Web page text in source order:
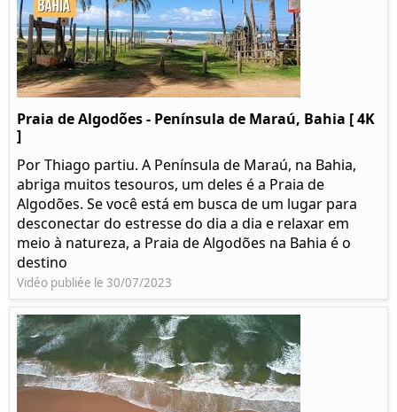
Praia de Algodões - Península de Maraú, Bahia [ 4K
]
Por Thiago partiu. A Península de Maraú, na Bahia,
abriga muitos tesouros, um deles é a Praia de
Algodões. Se você está em busca de um lugar para
desconectar do estresse do dia a dia e relaxar em
meio à natureza, a Praia de Algodões na Bahia é o
destino
Vidéo publiée le 30/07/2023